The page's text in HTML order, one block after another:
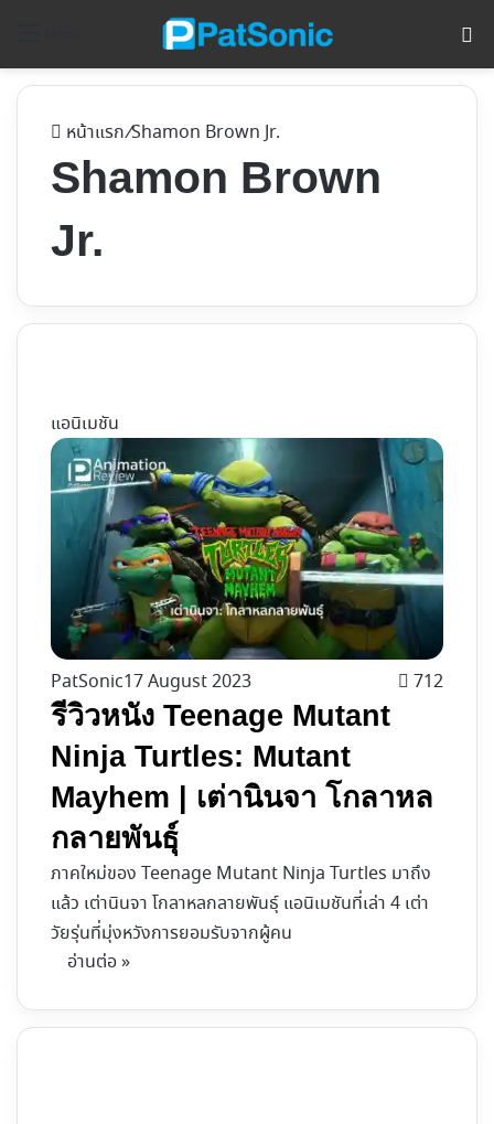
หน้าแรก/Shamon Brown Jr.
Shamon Brown
Jr.
แอนิเมชัน
PatSonic17 August 2023 712
รีวิวหนัง Teenage Mutant
Ninja Turtles: Mutant
Mayhem | เต่านินจา โกลาหล
กลายพันธุ์
ภาคใหม่ของ Teenage Mutant Ninja Turtles มาถึง
แล้ว เต่านินจา โกลาหลกลายพันธุ์ แอนิเมชันที่เล่า 4 เต่า
วัยรุ่นที่มุ่งหวังการยอมรับจากผู้คน
อ่านต่อ »